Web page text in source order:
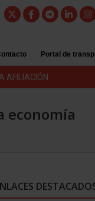
Portal de
AFILIACIÓN
economía